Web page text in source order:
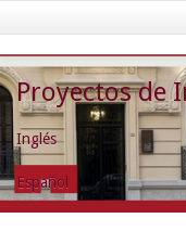
navigation
Proyectos de
Inglés
Español